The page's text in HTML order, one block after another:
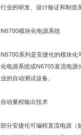
行业的研发、设计验证和制造
N6700模块化电源系统
N6700系列是安捷伦的模块
化电源系统或N6705直流电源
业的自动测试设备。
自动量程输出技术
部分安捷伦可编程直流电源（